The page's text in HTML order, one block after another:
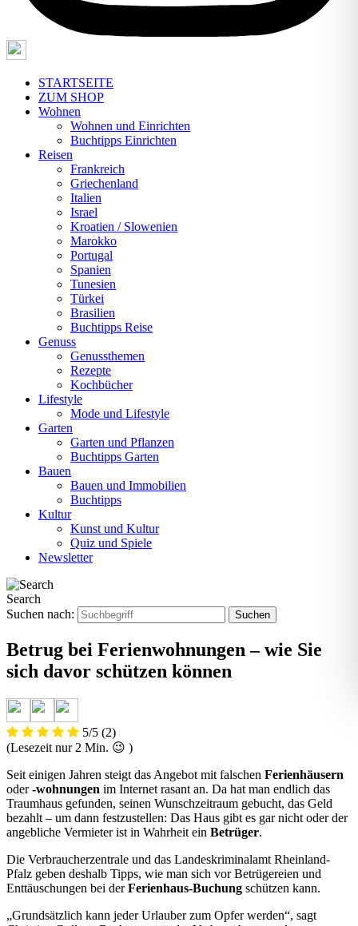
STARTSEITE
ZUM SHOP
Wohnen
Wohnen und Einrichten
Buchtipps Einrichten
Reisen
Frankreich
Griechenland
Italien
Israel
Kroatien / Slowenien
Marokko
Portugal
Spanien
Tunesien
Türkei
Brasilien
Buchtipps Reise
Genuss
Genussthemen
Rezepte
Kochbücher
Lifestyle
Mode und Lifestyle
Garten
Garten und Pflanzen
Buchtipps Garten
Bauen
Bauen und Immobilien
Buchtipps
Kultur
Kunst und Kultur
Quiz und Spiele
Newsletter
Search
Suchen nach:
Betrug bei Ferienwohnungen – wie Sie
sich davor schützen können
5/5 (2)
(Lesezeit nur 2 Min. 😉 )
Seit einigen Jahren steigt das Angebot mit falschen Ferienhäusern
oder-wohnungen im Internet rasant an. Da hat man endlich das
Traumhaus gefunden, seinen Wunschzeitraum gebucht, das Geld
bezahlt – um dann festzustellen: Das Haus gibt es gar nicht oder der
angebliche Vermieter ist in Wahrheit ein Betrüger.
Die Verbraucherzentrale und das Landeskriminalamt Rheinland-
Pfalz geben deshalb Tipps, wie man sich vor Betrügereien und
Enttäuschungen bei derFerienhaus-Buchung schützen kann.
„Grundsätzlich kann jeder Urlauber zum Opfer werden“, sagt